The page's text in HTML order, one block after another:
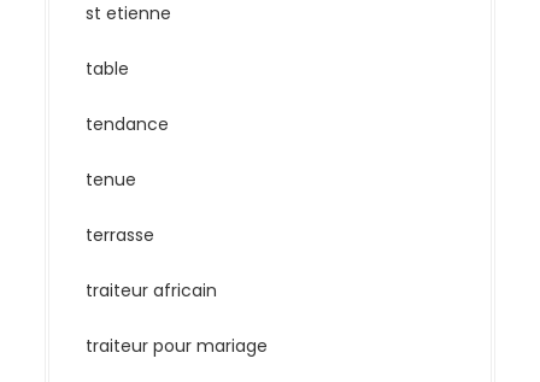
st etienne
table
tendance
tenue
terrasse
traiteur africain
traiteur pour mariage